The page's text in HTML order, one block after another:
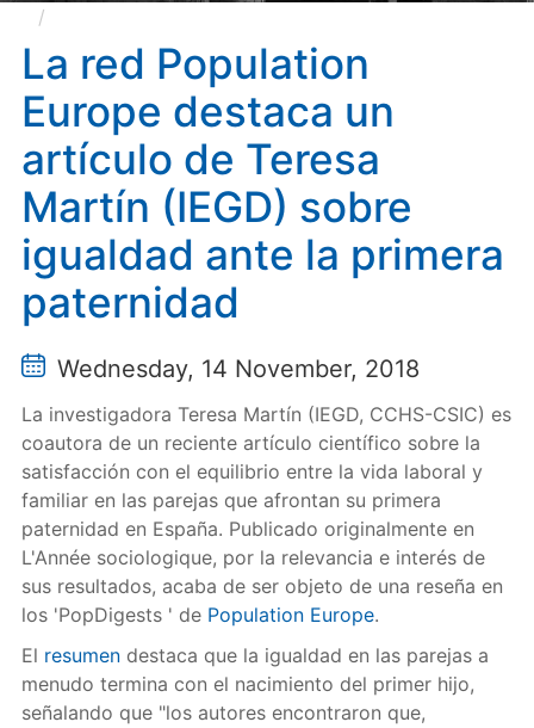
Teresa Martín (IEGD) sobre igualdad ante la primera
paternidad
La red Population
Europe destaca un
artículo de Teresa
Martín (IEGD) sobre
igualdad ante la primera
paternidad
Wednesday, 14 November, 2018
La investigadora Teresa Martín (IEGD, CCHS-CSIC) es
coautora de un reciente artículo científico sobre la
satisfacción con el equilibrio entre la vida laboral y
familiar en las parejas que afrontan su primera
paternidad en España. Publicado originalmente en
L'Année sociologique, por la relevancia e interés de
sus resultados, acaba de ser objeto de una reseña en
los 'PopDigests ' de Population Europe.
El resumendestaca que la igualdad en las parejas a
menudo termina con el nacimiento del primer hijo,
señalando que "los autores encontraron que,